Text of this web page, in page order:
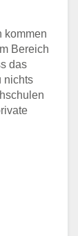
kommen
Bereich
das
nichts